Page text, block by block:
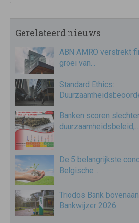
Gerelateerd nieuws
ABN AMRO verstrekt
groei van…
Standard Ethics:
Banken scoren
duurzaamheidsbeleid,…
De 5 belangrijkste
Belgische…
Triodos Bank
Bankwijzer 2026